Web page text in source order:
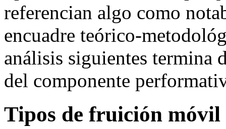
referencian algo como
encuadre teórico-
análisis siguientes termina
del componente
Tipos de fruición móvil